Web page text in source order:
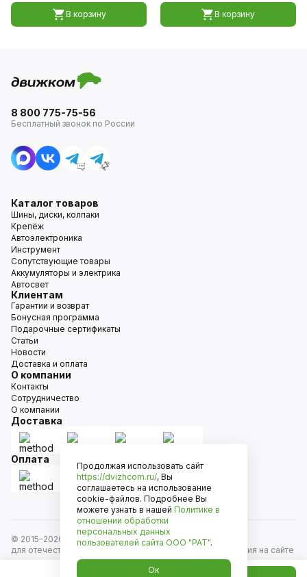
В корзину В корзину
8 800 775-75-56
Бесплатный звонок по России
Каталог товаров
Шины, диски, колпаки
Крепёж
Автоэлектроника
Инструмент
Сопутствующие товары
Аккумуляторы и электрика
Автосвет
Клиентам
Гарантии и возврат
Бонусная программа
Подарочные сертификаты
Статьи
Новости
Доставка и оплата
О компании
Контакты
Сотрудничество
О компании
Доставка
Оплата
© 2015–2026
Движком — сеть магазинов автозапчастей
для отечественных автомобилей и иномарок. Информация на сайте
носит исключительно информационный характер и не является
публичной офертой, определяемой положениями
Продолжая использовать сайт
https://dvizhcom.ru/, Вы
соглашаетесь на использование
cookie-файлов. Подробнее Вы
можете узнать в нашей Политике в
отношении обработки
персональных данных
пользователей сайта ООО "РАТ".
Ок